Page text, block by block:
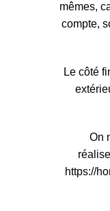
mêmes,
compte,
Le côté
On
https://